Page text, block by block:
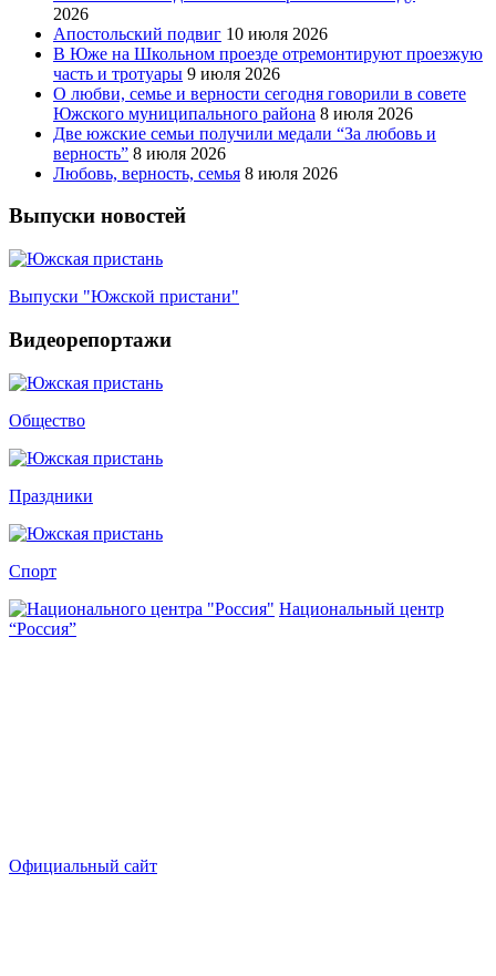
2026
Апостольский подвиг 10 июля 2026
В Юже на Школьном проезде отремонтируют проезжую
часть и тротуары 9 июля 2026
О любви, семье и верности сегодня говорили в совете
Южского муниципального района 8 июля 2026
Две южские семьи получили медали “За любовь и
верность” 8 июля 2026
Любовь, верность, семья 8 июля 2026
Выпуски новостей
Выпуски "Южской пристани"
Видеорепортажи
Общество
Праздники
Спорт
Национальный центр
“Россия”
Официальный сайт